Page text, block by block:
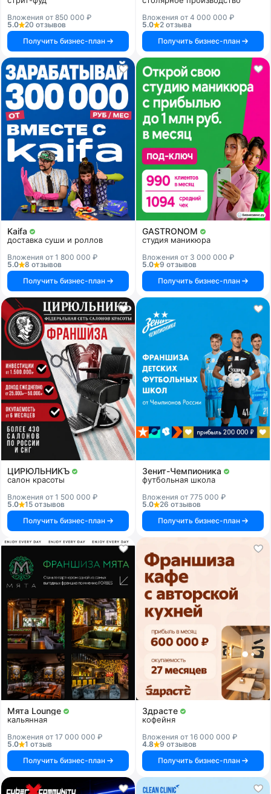
Вложения от 850 000 ₽
5.0
20 отзывов
Получить бизнес-план
Вложения от 4 000 000 ₽
5.0
2 отзыва
Получить бизнес-план
Kaifa
доставка суши и роллов
Вложения от 1 800 000 ₽
5.0
8 отзывов
Получить бизнес-план
GASTRONOM
студия маникюра
Вложения от 3 000 000 ₽
5.0
9 отзывов
Получить бизнес-план
ЦИРЮЛЬНИКЪ
салон красоты
Вложения от 1 500 000 ₽
5.0
15 отзывов
Получить бизнес-план
Зенит-Чемпионика
футбольная школа
Вложения от 775 000 ₽
5.0
26 отзывов
Получить бизнес-план
Мята Lounge
кальянная
Вложения от 17 000 000 ₽
5.0
1 отзыв
Получить бизнес-план
Здрасте
кофейня
Вложения от 16 000 000 ₽
4.8
9 отзывов
Получить бизнес-план